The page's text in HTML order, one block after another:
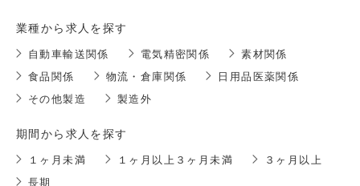
業種から求人を探す
自動車輸送関係 電気精密関係
素材関係
食品関係
物流・倉庫関係
日用品医薬関係
その他製造
製造外
期間から求人を探す
１ヶ月未満 １ヶ月以上３ヶ月未満
３ヶ月以上
長期